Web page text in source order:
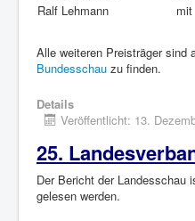
Ralf Lehmann
mit
Alle weiteren Preisträger sind
Bundesschau zu finden.
Details
Veröffentlicht: 13.
25.
Der Bericht der Landesschau
gelesen werden.